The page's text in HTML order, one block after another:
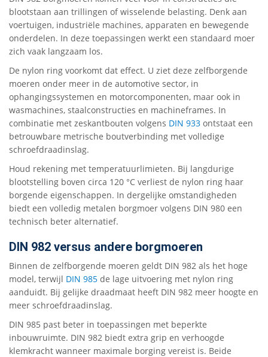
blootstaan aan trillingen of wisselende belasting. Denk aan
voertuigen, industriële machines, apparaten en bewegende
onderdelen. In deze toepassingen werkt een standaard moer
zich vaak langzaam los.
De nylon ring voorkomt dat effect. U ziet deze zelfborgende
moeren onder meer in de automotive sector, in
ophangingssystemen en motorcomponenten, maar ook in
wasmachines, staalconstructies en machineframes. In
combinatie met zeskantbouten volgens DIN 933 ontstaat een
betrouwbare metrische boutverbinding met volledige
schroefdraadinslag.
Houd rekening met temperatuurlimieten. Bij langdurige
blootstelling boven circa 120 °C verliest de nylon ring haar
borgende eigenschappen. In dergelijke omstandigheden
biedt een volledig metalen borgmoer volgens DIN 980 een
technisch beter alternatief.
DIN 982 versus andere borgmoeren
Binnen de zelfborgende moeren geldt DIN 982 als het hoge
model, terwijl DIN 985 de lage uitvoering met nylon ring
aanduidt. Bij gelijke draadmaat heeft DIN 982 meer hoogte en
meer schroefdraadinslag.
DIN 985 past beter in toepassingen met beperkte
inbouwruimte. DIN 982 biedt extra grip en verhoogde
klemkracht wanneer maximale borging vereist is. Beide